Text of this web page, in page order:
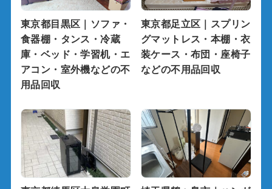
東京都目黒区｜ソファ・
食器棚・タンス・冷蔵
庫・ベッド・学習机・エ
アコン・室外機などの不
用品回収
東京都足立区｜スプリン
グマットレス・本棚・衣
装ケース・布団・座椅子
などの不用品回収